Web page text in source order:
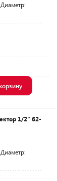
Диаметр:
1/2" 62-
Диаметр: